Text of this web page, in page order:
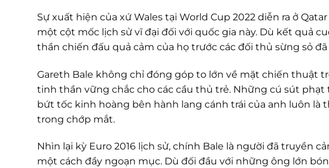
Sự xuất hiện của xứ Wales tại World Cup 2022 diễn ra ở
một cột mốc lịch sử vĩ đại đối với quốc gia này. Dù kết quả
thần chiến đấu quả cảm của họ trước các đối thủ sừng sỏ
Gareth Bale không chỉ đóng góp to lớn về mặt chiến thuật
tinh thần vững chắc cho các cầu thủ trẻ. Những cú sút
bứt tốc kinh hoàng bên hành lang cánh trái của anh luôn là
trong chớp mắt.
Nhìn lại kỳ Euro 2016 lịch sử, chính Bale là người đã truyền
một cách đầy ngoạn mục. Dù đối đầu với những ông lớn